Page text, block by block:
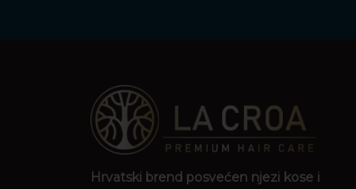
Hrvatski brend posvećen njezi kose i